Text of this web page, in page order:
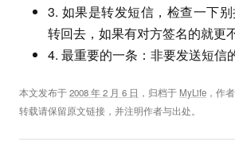
3. 如果是转发短信，检查一下
转回去，如果有对方签名的就更
4. 最重要的一条：非要发送短信
本文发布于2008 年 2 月 6 日 ，归档于 MyLife ，作者
转载请保留原文链接，并注明作者与出处。